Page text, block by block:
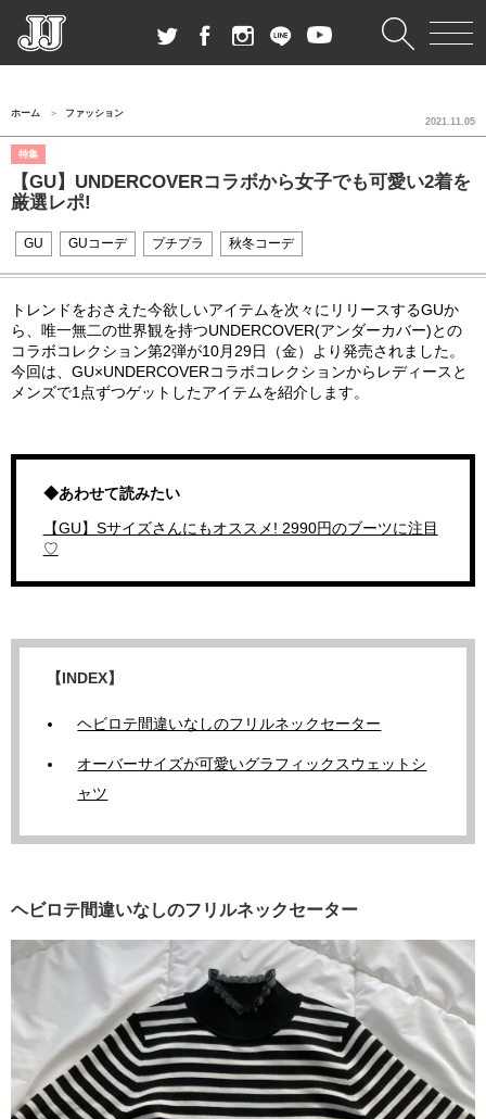
ホーム ファッション
特集
【GU】UNDERCOVERコラボから女子でも可愛い2着を
厳選レポ!
2021.11.05
GU GUコーデ プチプラ 秋冬コーデ
トレンドをおさえた今欲しいアイテムを次々にリリースするGUか
ら、唯一無二の世界観を持つUNDERCOVER(アンダーカバー)との
コラボコレクション第2弾が10月29日（金）より発売されました。
今回は、GU×UNDERCOVERコラボコレクションからレディースと
メンズで1点ずつゲットしたアイテムを紹介します。
◆あわせて読みたい
【GU】Sサイズさんにもオススメ! 2990円のブーツに注目
♡
【INDEX】
ヘビロテ間違いなしのフリルネックセーター
オーバーサイズが可愛いグラフィックスウェットシ
ャツ
ヘビロテ間違いなしのフリルネックセーター